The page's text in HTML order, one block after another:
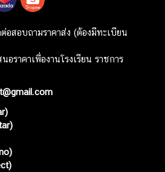
อสอบถามราคาส่ง (ต้องมีทะเบียน
อราคาเพื่องานโรงเรียน ราชการ